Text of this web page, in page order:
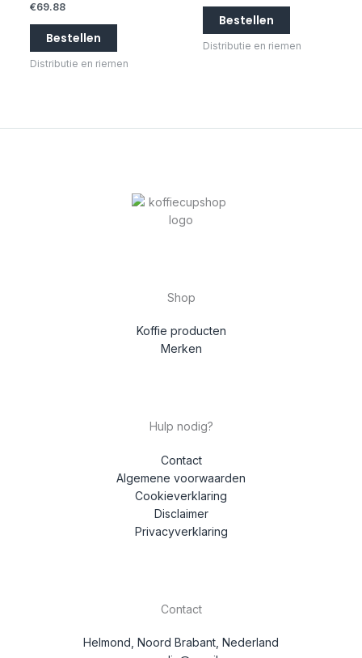
€69.88
Bestellen
Distributie en riemen
Bestellen
Distributie en riemen
Shop
Koffie producten
Merken
Hulp nodig?
Contact
Algemene voorwaarden
Cookieverklaring
Disclaimer
Privacyverklaring
Contact
Helmond, Noord Brabant, Nederland